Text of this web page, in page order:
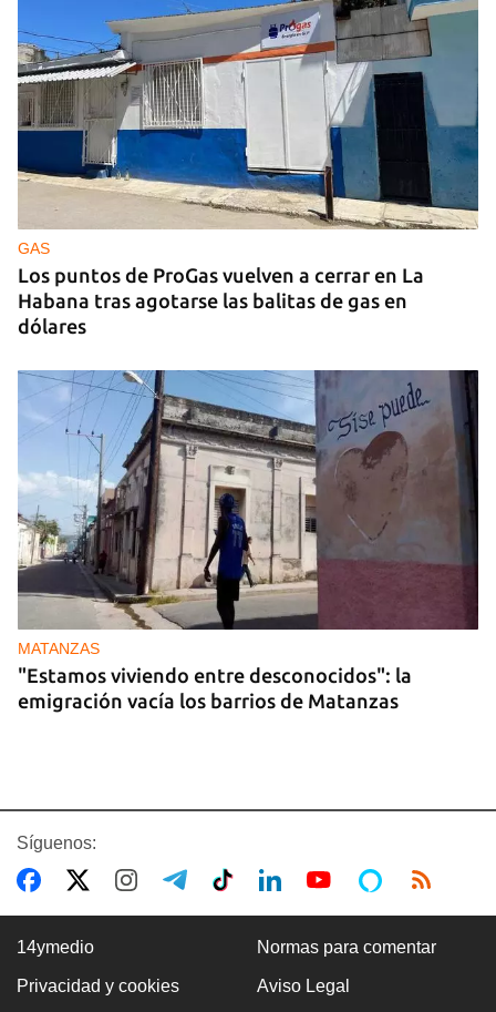
GAS
Los puntos de ProGas vuelven a cerrar en La
Habana tras agotarse las balitas de gas en
dólares
MATANZAS
"Estamos viviendo entre desconocidos": la
emigración vacía los barrios de Matanzas
Síguenos:
14ymedio Normas para comentar
Privacidad y cookies Aviso Legal